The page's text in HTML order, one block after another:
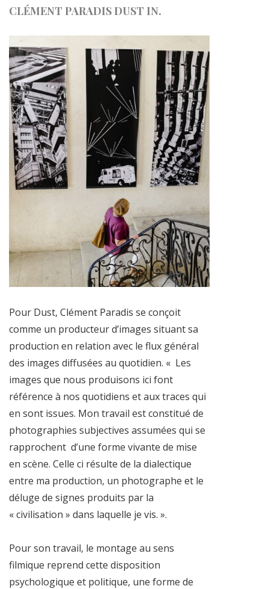
CLÉMENT PARADIS DUST IN.
Pour Dust, Clément Paradis se conçoit
comme un producteur d’images situant sa
production en relation avec le flux général
des images diffusées au quotidien. « Les
images que nous produisons ici font
référence à nos quotidiens et aux traces qui
en sont issues. Mon travail est constitué de
photographies subjectives assumées qui se
rapprochent d’une forme vivante de mise
en scène. Celle ci résulte de la dialectique
entre ma production, un photographe et le
déluge de signes produits par la
« civilisation » dans laquelle je vis. ».
Pour son travail, le montage au sens
filmique reprend cette disposition
psychologique et politique, une forme de